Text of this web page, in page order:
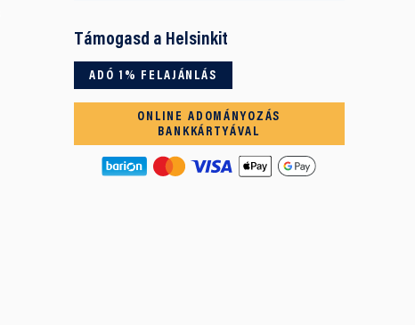
Támogasd a Helsinkit
ADÓ 1% FELAJÁNLÁS
ONLINE ADOMÁNYOZÁS
BANKKÁRTYÁVAL